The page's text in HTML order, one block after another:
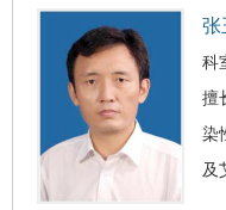
张
科
擅
染
及